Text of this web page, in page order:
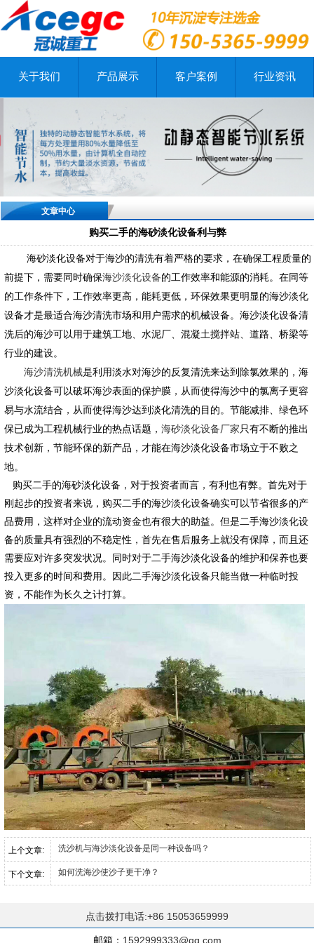
关于我们 产品展示 客户案例 行业资讯
文章中心
购买二手的海砂淡化设备利与弊
海砂淡化设备对于海沙的清洗有着严格的要求，在确保工程质量的
前提下，需要同时确保海沙淡化设备的工作效率和能源的消耗。在同等
的工作条件下，工作效率更高，能耗更低，环保效果更明显的海沙淡化
设备才是最适合海沙清洗市场和用户需求的机械设备。海沙淡化设备清
洗后的海沙可以用于建筑工地、水泥厂、混凝土搅拌站、道路、桥梁等
行业的建设。
海沙清洗机械是利用淡水对海沙的反复清洗来达到除氯效果的，海
沙淡化设备可以破坏海沙表面的保护膜，从而使得海沙中的氯离子更容
易与水流结合，从而使得海沙达到淡化清洗的目的。节能减排、绿色环
保已成为工程机械行业的热点话题， 海砂淡化设备厂家只有不断的推出
技术创新，节能环保的新产品，才能在海沙淡化设备市场立于不败之
地。
购买二手的海砂淡化设备，对于投资者而言，有利也有弊。首先对于
刚起步的投资者来说，购买二手的海沙淡化设备确实可以节省很多的产
品费用，这样对企业的流动资金也有很大的助益。但是二手海沙淡化设
备的质量具有强烈的不稳定性，首先在售后服务上就没有保障，而且还
需要应对许多突发状况。同时对于二手海沙淡化设备的维护和保养也要
投入更多的时间和费用。因此二手海沙淡化设备只能当做一种临时投
资，不能作为长久之计打算。
上个文章: 洗沙机与海沙淡化设备是同一种设备吗？
下个文章: 如何洗海沙使沙子更干净？
点击拨打电话:+86 15053659999
邮箱： 1592999333@qq.com